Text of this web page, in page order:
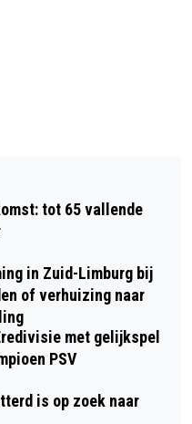
GELEEN OP
MUNITIE WET
KRACHTEN
IN ZUID-AFRIKA
tot 65 vallende
in Zuid-Limburg bij
of verhuizing naar
met gelijkspel
PSV
is op zoek naar